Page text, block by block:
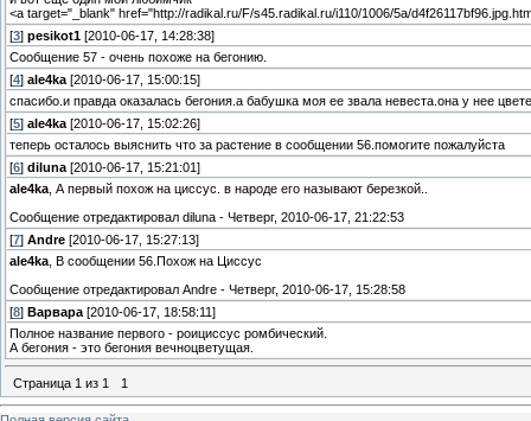
<a target="_blank" href="http://radikal.ru/F/s45.radikal.ru/i110/1006/5a/
[3] pesikot1 [2010-06-17, 14:28:38]
Сообщение 57 - очень похоже на бегонию.
[4] ale4ka [2010-06-17, 15:00:15]
спасибо.и правда оказалась бегония.а бабушка моя ее звала невеста.она у нее
[5] ale4ka [2010-06-17, 15:02:26]
теперь осталось выяснить что за растение в сообщении 56.помогите пожалуйста
[6] diluna [2010-06-17, 15:21:01]
ale4ka , А первый похож на циссус. в народе его называют березкой..
Сообщение отредактировал diluna - Четверг, 2010-06-17, 21:22:53
[7] Andre [2010-06-17, 15:27:13]
ale4ka , В сообщении 56.Похож на Циссус
Сообщение отредактировал Andre - Четверг, 2010-06-17, 15:28:58
[8] Варвара [2010-06-17, 18:58:11]
Полное название первого - роициссус ромбический.
А бегония - это бегония вечноцветущая.
Страница 1 из 1 1